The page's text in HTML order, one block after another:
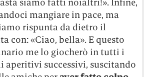
siamo fatti noialtri!». Infine,
mangiare in pace, ma
rispunta da dietro il
con: «Ciao, bella». E questo
me lo giocherò in tutti i
aperitivi successivi, suscitando